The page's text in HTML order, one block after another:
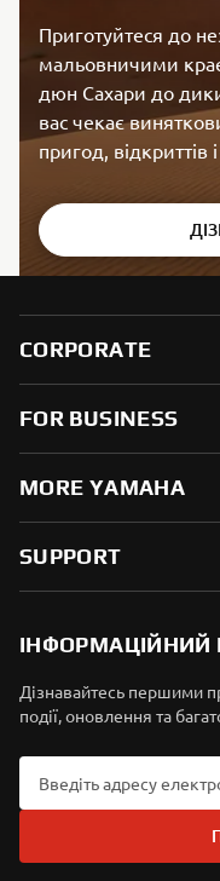
Приготуйтеся до
мальовничими
дюн Сахари до
вас чекає
пригод, відкриттів
CORPORATE
FOR BUSINESS
MORE YAMAHA
SUPPORT
Дізнавайтесь першими
події, оновлення та